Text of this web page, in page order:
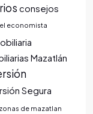
consejos
el economista
Mazatlán
Segura
de mazatlan